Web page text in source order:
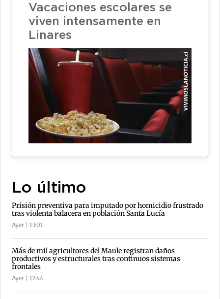
Vacaciones escolares se
viven intensamente en
Linares
Lo último
Prisión preventiva para imputado por homicidio frustrado
tras violenta balacera en población Santa Lucía
Ayer | 13:01
Más de mil agricultores del Maule registran daños
productivos y estructurales tras continuos sistemas
frontales
Ayer | 12:44